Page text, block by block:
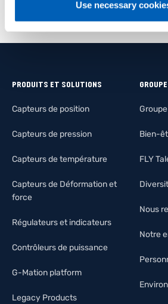
Use necessary
PRODUITS ET SOLUTIONS
Capteurs de position
Capteurs de pression
Capteurs de température
Capteurs de Déformation et
force
Régulateurs et indicateurs
Contrôleurs de puissance
G-Mation platform
Legacy Products
GROUPE
Groupe
Bien-
FLY
Nous
Notre